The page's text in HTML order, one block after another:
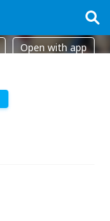
Open with app